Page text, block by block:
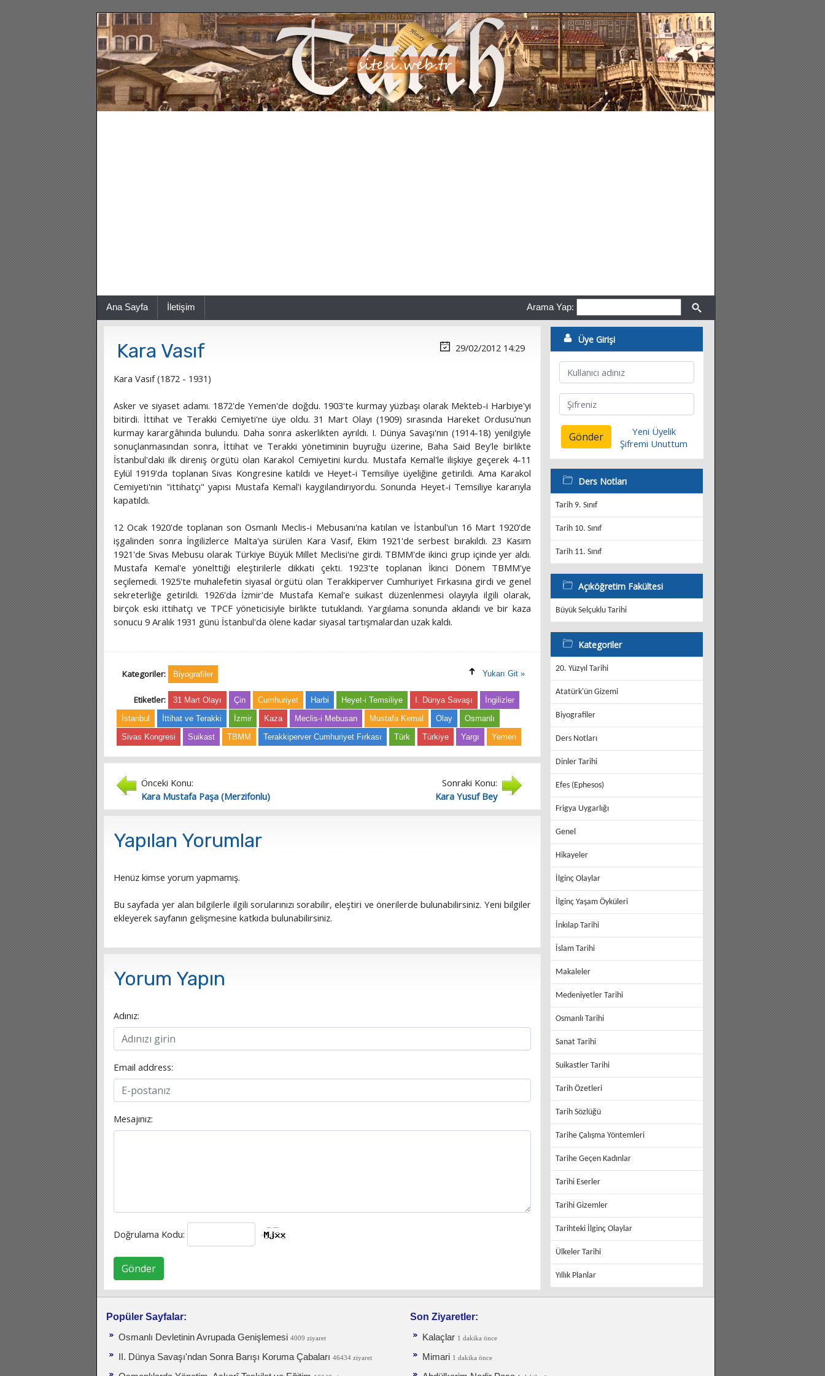
Ana Sayfa İletişim Arama Yap:
Kara Vasıf 29/02/2012 14:29
Kara Vasıf (1872 - 1931)
Asker ve siyaset adamı. 1872'de Yemen'de doğdu. 1903'te kurmay yüzbaşı olarak Mekteb-i Harbiye'yi
bitirdi. İttihat ve Terakki Cemiyeti'ne üye oldu. 31 Mart Olayı (1909) sırasında Hareket Ordusu'nun
kurmay karargâhında bulundu. Daha sonra askerlikten ayrıldı. I. Dünya Savaşı'nın (1914-18) yenilgiyle
sonuçlanmasından sonra, İttihat ve Terakki yönetiminin buyruğu üzerine, Baha Said Bey'le birlikte
İstanbul'daki ilk direniş örgütü olan Karakol Cemiyetini kurdu. Mustafa Kemal'le ilişkiye geçerek 4-11
Eylül 1919'da toplanan Sivas Kongresine katıldı ve Heyet-i Temsiliye üyeliğine getirildi. Ama Karakol
Cemiyeti'nin "ittihatçı" yapısı Mustafa Kemal'i kaygılandırıyordu. Sonunda Heyet-i Temsiliye kararıyla
kapatıldı.
12 Ocak 1920'de toplanan son Osmanlı Meclis-i Mebusanı'na katılan ve İstanbul'un 16 Mart 1920'de
işgalinden sonra İngilizlerce Malta'ya sürülen Kara Vasıf, Ekim 1921'de serbest bırakıldı. 23 Kasım
1921'de Sivas Mebusu olarak Türkiye Büyük Millet Meclisi'ne girdi. TBMM'de ikinci grup içinde yer aldı.
Mustafa Kemal'e yönelttiği eleştirilerle dikkati çekti. 1923'te toplanan İkinci Dönem TBMM'ye
seçilemedi. 1925'te muhalefetin siyasal örgütü olan Terakkiperver Cumhuriyet Fırkasına girdi ve genel
sekreterliğe getirildi. 1926'da İzmir'de Mustafa Kemal'e suikast düzenlenmesi olayıyla ilgili olarak,
birçok eski ittihatçı ve TPCF yöneticisiyle birlikte tutuklandı. Yargılama sonunda aklandı ve bir kaza
sonucu 9 Aralık 1931 günü İstanbul'da ölene kadar siyasal tartışmalardan uzak kaldı.
Kategoriler: Biyografiler Yukarı Git »
Etiketler: 31 Mart Olayı Çin Cumhuriyet Harbi Heyet-i Temsiliye I. Dünya Savaşı
İngilizler
İstanbul
İttihat ve Terakki İzmir Kaza Meclis-i Mebusan Mustafa Kemal Olay
Osmanlı
Sivas Kongresi
Suikast TBMM Terakkiperver Cumhuriyet Fırkası Türk Türkiye Yargı Yemen
Önceki Konu:
Kara Mustafa Paşa (Merzifonlu)
Sonraki Konu:
Kara Yusuf Bey
Yapılan Yorumlar
Henüz kimse yorum yapmamış.
Bu sayfada yer alan bilgilerle ilgili sorularınızı sorabilir, eleştiri ve önerilerde bulunabilirsiniz. Yeni bilgiler
ekleyerek sayfanın gelişmesine katkıda bulunabilirsiniz.
Yorum Yapın
Adınız:
Email address:
Mesajınız:
Doğrulama Kodu:
Gönder
Üye Girişi
Gönder
Yeni Üyelik
Şifremi Unuttum
Ders Notları
Tarih 9. Sınıf
Tarih 10. Sınıf
Tarih 11. Sınıf
Açıköğretim Fakültesi
Büyük Selçuklu Tarihi
Kategoriler
20. Yüzyıl Tarihi
Atatürk'ün Gizemi
Biyografiler
Ders Notları
Dinler Tarihi
Efes (Ephesos)
Frigya Uygarlığı
Genel
Hikayeler
İlginç Olaylar
İlginç Yaşam Öyküleri
İnkılap Tarihi
İslam Tarihi
Makaleler
Medeniyetler Tarihi
Osmanlı Tarihi
Sanat Tarihi
Suikastler Tarihi
Tarih Özetleri
Tarih Sözlüğü
Tarihe Çalışma Yöntemleri
Tarihe Geçen Kadınlar
Tarihi Eserler
Tarihi Gizemler
Tarihteki İlginç Olaylar
Ülkeler Tarihi
Yıllık Planlar
Popüler Sayfalar:
Osmanlı Devletinin Avrupada Genişlemesi 4009 ziyaret
II. Dünya Savaşı'ndan Sonra Barışı Koruma Ça­baları 46434 ziyaret
Son Ziyaretler:
Kalaçlar 1 dakika önce
Mimari 1 dakika önce